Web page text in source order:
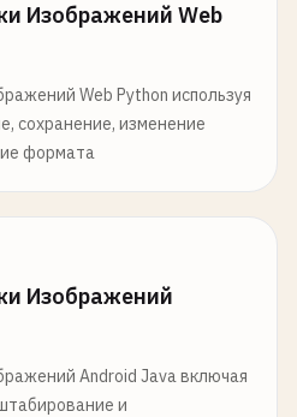
Изображений Web
Web Python используя
сохранение, изменение
формата
Изображений
Android Java включая
и